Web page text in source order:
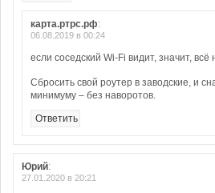
карта.ртрс.рф:
06.08.2019 в 00:24
если соседский Wi-Fi видит, значит, всё
Сбросить свой роутер в заводские, и
минимуму – без наворотов.
Ответить
Юрий:
27.01.2020 в 20:21